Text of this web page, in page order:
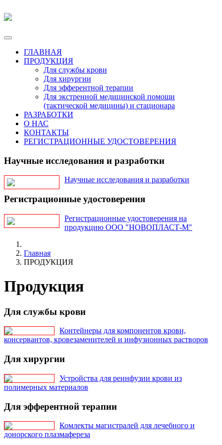
ГЛАВНАЯ
ПРОДУКЦИЯ
Для службы крови
Для хирургии
Для эфферентной терапии
Для экстренной медицинской помощи
(тактической медицины) и стационара
РАЗРАБОТКИ
О НАС
КОНТАКТЫ
РЕГИСТРАЦИОННЫЕ УДОСТОВЕРЕНИЯ
Научные исследования и разработки
Научные исследования и разработки
Регистрационные удостоверения
Регистрационные удостоверения на
продукцию ООО "НОВОПЛАСТ-М"
Главная
ПРОДУКЦИЯ
Продукция
Для службы крови
Контейнеры для компонентов крови,
консервантов, кровезаменителей и инфузионных растворов
Для хирургии
Устройства для реинфузии крови из
полимерных материалов
Для эфферентной терапии
Комлекты магистралей для лечебного и
донорского плазмафереза